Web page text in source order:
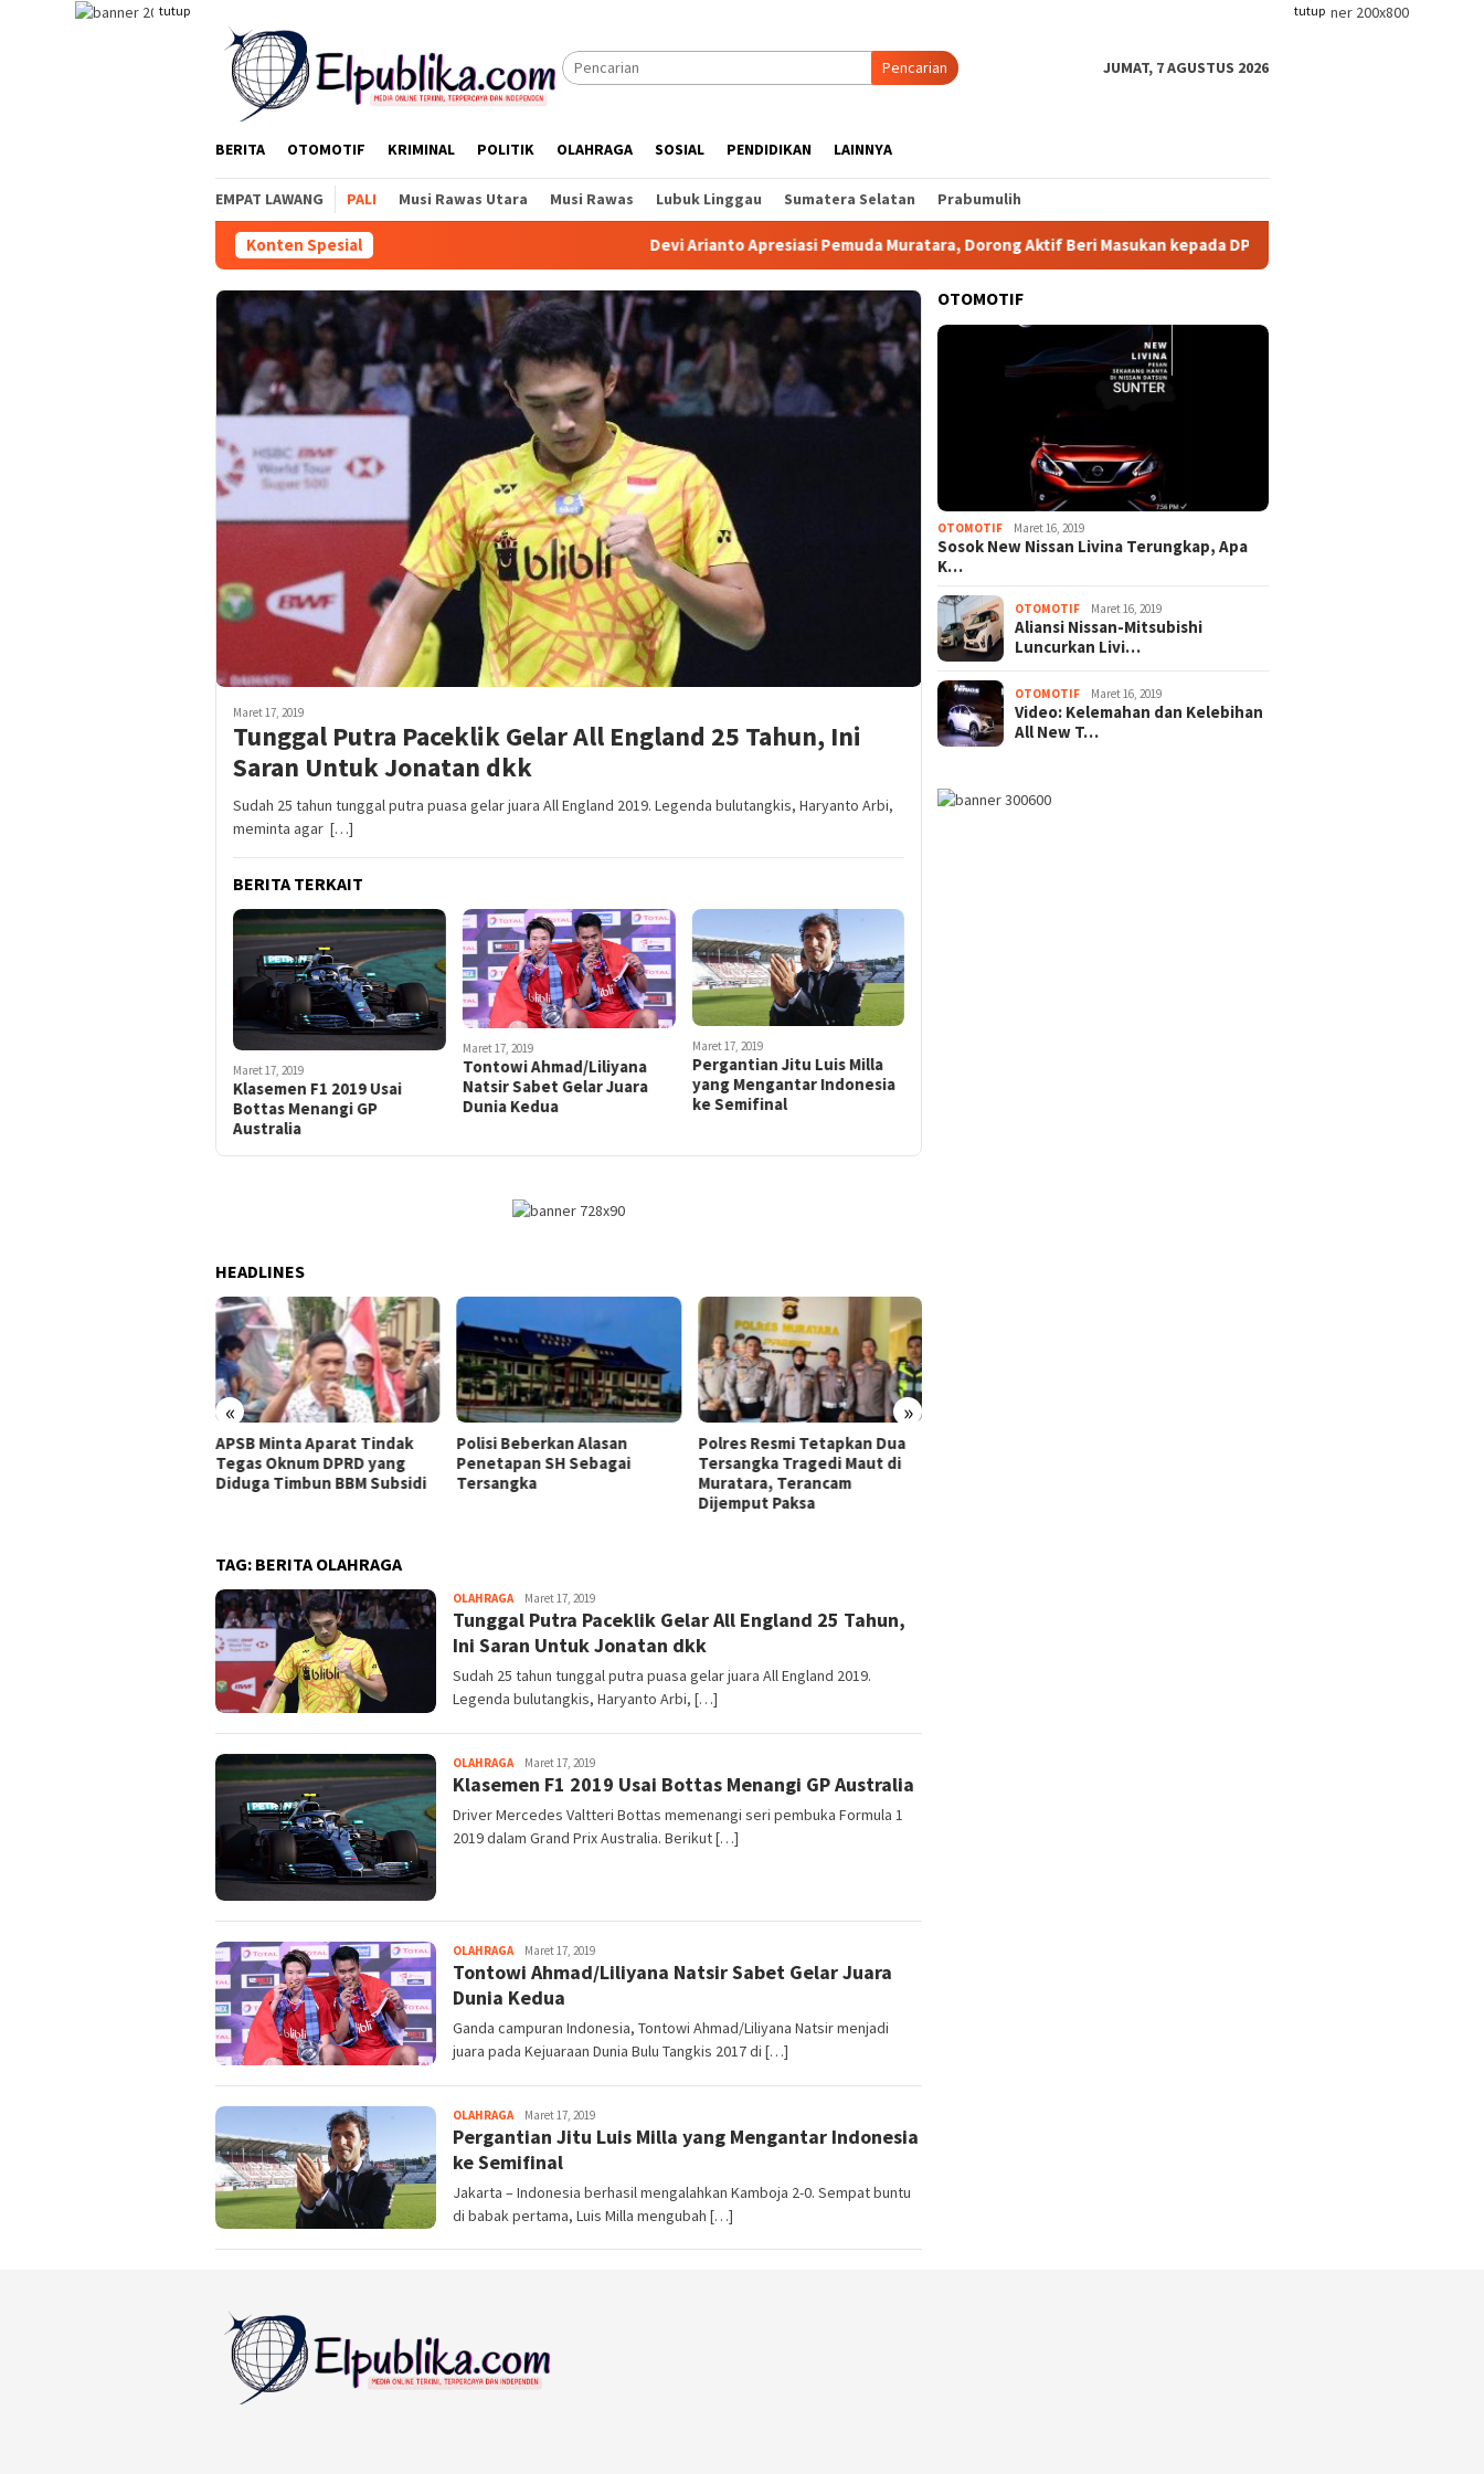
tutup tutup
Pencarian JUMAT, 7 AGUSTUS 2026
BERITA OTOMOTIF KRIMINAL POLITIK OLAHRAGA SOSIAL PENDIDIKAN LAINNYA
EMPAT LAWANG PALI Musi Rawas Utara Musi Rawas Lubuk Linggau Sumatera Selatan Prabumulih
Konten Spesial Devi Arianto Apresiasi Pemuda Muratara, Dorong Aktif Beri Masukan kepada DPRD
Maret 17, 2019
Tunggal Putra Paceklik Gelar All England 25 Tahun, Ini
Saran Untuk Jonatan dkk
Sudah 25 tahun tunggal putra puasa gelar juara All England 2019. Legenda bulutangkis, Haryanto Arbi,
meminta agar […]
BERITA TERKAIT
Maret 17, 2019
Klasemen F1 2019 Usai
Bottas Menangi GP
Australia
Maret 17, 2019
Tontowi Ahmad/Liliyana
Natsir Sabet Gelar Juara
Dunia Kedua
Maret 17, 2019
Pergantian Jitu Luis Milla
yang Mengantar Indonesia
ke Semifinal
HEADLINES
« »
APSB Minta Aparat Tindak
Tegas Oknum DPRD yang
Diduga Timbun BBM Subsidi
Polisi Beberkan Alasan
Penetapan SH Sebagai
Tersangka
Polres Resmi Tetapkan Dua
Tersangka Tragedi Maut di
Muratara, Terancam
Dijemput Paksa
TAG: BERITA OLAHRAGA
OLAHRAGA Elpublika.com
Maret 17, 2019
Tunggal Putra Paceklik Gelar All England 25 Tahun,
Ini Saran Untuk Jonatan dkk
Sudah 25 tahun tunggal putra puasa gelar juara All England 2019.
Legenda bulutangkis, Haryanto Arbi, […]
OLAHRAGAElpublika.com
Maret 17, 2019
Klasemen F1 2019 Usai Bottas Menangi GP Australia
Driver Mercedes Valtteri Bottas memenangi seri pembuka Formula 1
2019 dalam Grand Prix Australia. Berikut […]
OLAHRAGA Elpublika.com
Maret 17, 2019
Tontowi Ahmad/Liliyana Natsir Sabet Gelar Juara
Dunia Kedua
Ganda campuran Indonesia, Tontowi Ahmad/Liliyana Natsir menjadi
juara pada Kejuaraan Dunia Bulu Tangkis 2017 di […]
OLAHRAGAElpublika.com
Maret 17, 2019
Pergantian Jitu Luis Milla yang Mengantar Indonesia
ke Semifinal
Jakarta – Indonesia berhasil mengalahkan Kamboja 2-0. Sempat buntu
di babak pertama, Luis Milla mengubah […]
OTOMOTIF
OTOMOTIF Maret 16, 2019
Sosok New Nissan Livina Terungkap, Apa
K…
OTOMOTIF Maret 16, 2019
Aliansi Nissan-Mitsubishi
Luncurkan Livi…
OTOMOTIF Maret 16, 2019
Video: Kelemahan dan Kelebihan
All New T…